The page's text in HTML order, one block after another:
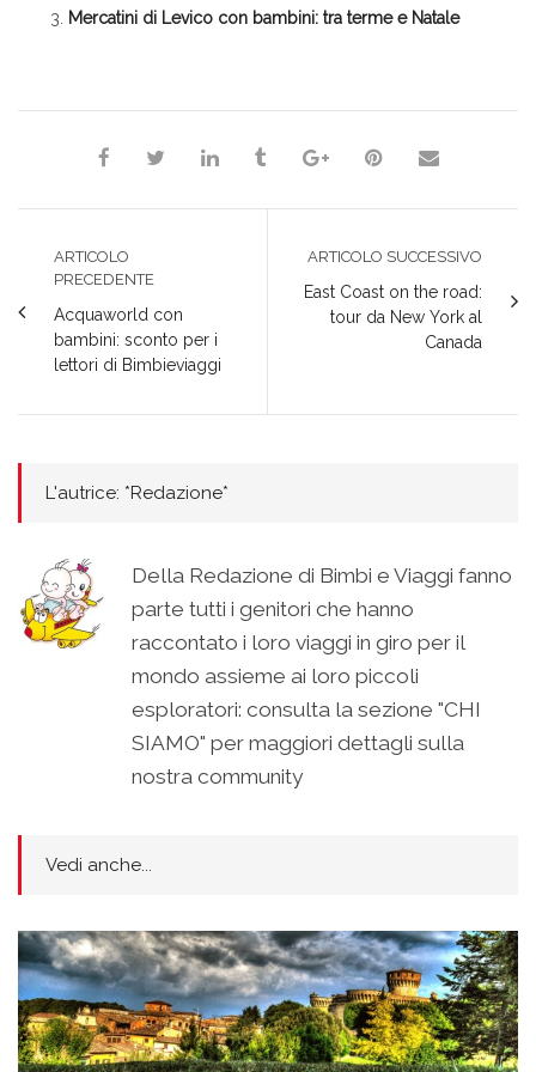
Mercatini di Levico con bambini: tra terme e Natale
ARTICOLO
PRECEDENTE
Acquaworld con
bambini: sconto per i
lettori di Bimbieviaggi
ARTICOLO SUCCESSIVO
East Coast on the road:
tour da New York al
Canada
L'autrice: *Redazione*
Della Redazione di Bimbi e Viaggi fanno
parte tutti i genitori che hanno
raccontato i loro viaggi in giro per il
mondo assieme ai loro piccoli
esploratori: consulta la sezione "CHI
SIAMO" per maggiori dettagli sulla
nostra community
Vedi anche...